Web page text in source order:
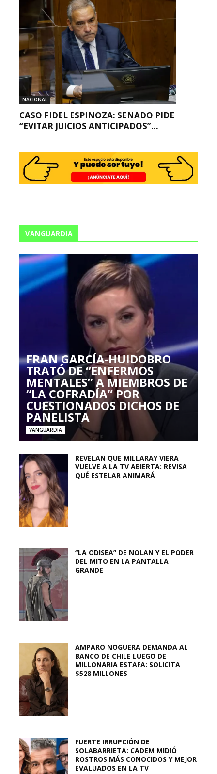
NACIONAL
CASO FIDEL ESPINOZA: SENADO PIDE
“EVITAR JUICIOS ANTICIPADOS”...
VANGUARDIA
FRAN GARCÍA-HUIDOBRO
TRATÓ DE “ENFERMOS
MENTALES” A MIEMBROS DE
“LA COFRADÍA” POR
CUESTIONADOS DICHOS DE
PANELISTA
VANGUARDIA
REVELAN QUE MILLARAY VIERA
VUELVE A LA TV ABIERTA: REVISA
QUÉ ESTELAR ANIMARÁ
“LA ODISEA” DE NOLAN Y EL PODER
DEL MITO EN LA PANTALLA
GRANDE
AMPARO NOGUERA DEMANDA AL
BANCO DE CHILE LUEGO DE
MILLONARIA ESTAFA: SOLICITA
$528 MILLONES
FUERTE IRRUPCIÓN DE
SOLABARRIETA: CADEM MIDIÓ
ROSTROS MÁS CONOCIDOS Y MEJOR
EVALUADOS EN LA TV